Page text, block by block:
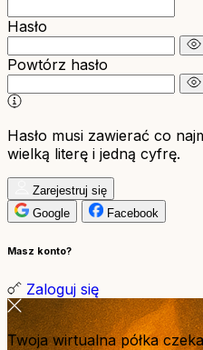
Hasło
Powtórz hasło
Hasło musi zawierać co
wielką literę i jedną cyfrę.
Zarejestruj się
Google
Facebook
Masz konto?
Zaloguj się
Twoja wirtualna półka